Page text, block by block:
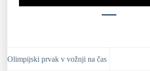
Olimpijski prvak v vožnji na čas